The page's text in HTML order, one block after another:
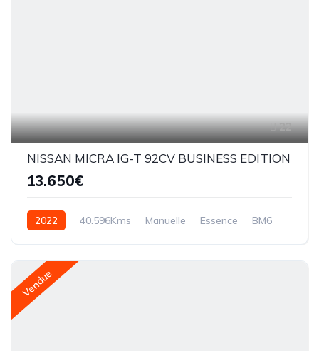
22
NISSAN MICRA IG-T 92CV BUSINESS EDITION
13.650€
2022 40.596Kms Manuelle Essence BM6
Vendue